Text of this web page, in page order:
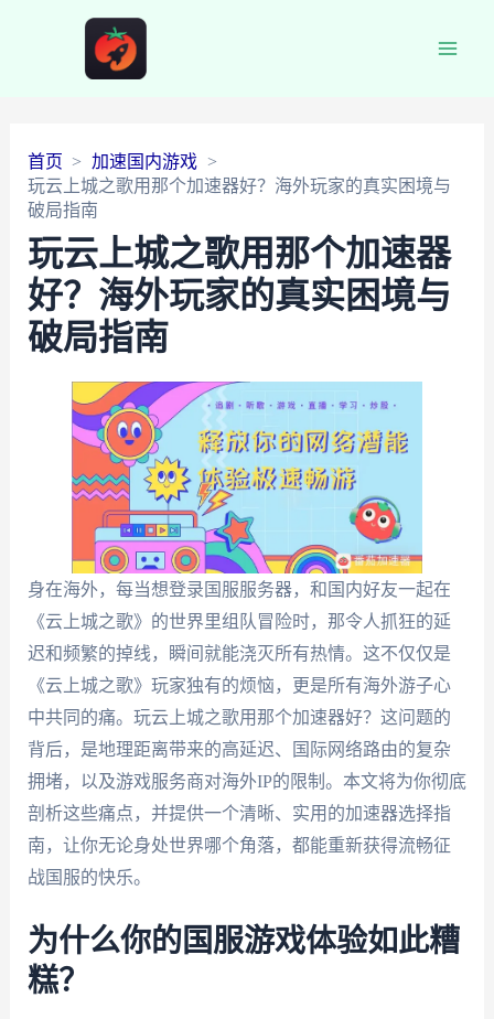
首页
加速国内游戏
玩云上城之歌用那个加速器好？海外玩家的真实困境与
破局指南
玩云上城之歌用那个加速器
好？海外玩家的真实困境与
破局指南
身在海外，每当想登录国服服务器，和国内好友一起在
《云上城之歌》的世界里组队冒险时，那令人抓狂的延
迟和频繁的掉线，瞬间就能浇灭所有热情。这不仅仅是
《云上城之歌》玩家独有的烦恼，更是所有海外游子心
中共同的痛。玩云上城之歌用那个加速器好？这问题的
背后，是地理距离带来的高延迟、国际网络路由的复杂
拥堵，以及游戏服务商对海外IP的限制。本文将为你彻底
剖析这些痛点，并提供一个清晰、实用的加速器选择指
南，让你无论身处世界哪个角落，都能重新获得流畅征
战国服的快乐。
为什么你的国服游戏体验如此糟
糕？